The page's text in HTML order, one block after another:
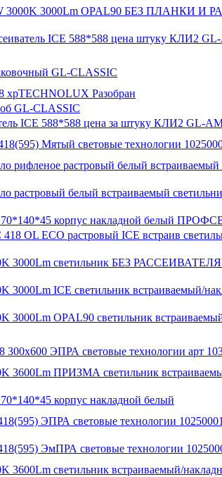
3000K 3000Lm OPAL90 БЕЗ ПЛАНКИ И
ICE 588*588 цена штуку КЛИ2
GL-CLASSIC
хрTECHNOLUX Разобран
GL-CLASSIC
ICE 588*588 цена за штуку КЛИ2 GL-
Мятый световые технологии
рифленое растровый белый встраиваемый
растровый белый встраиваемый
корпус накладной белый
OL ECO растровый ICE встраив
3000Lm светильник БЕЗ РАССЕИВАТЕЛЯ
3000Lm ICE светильник встраиваемый/
3000Lm OPAL90 светильник
ЭПРА световые технологии арт
3600Lm ПРИЗМА светильник
корпус накладной белый
ЭПРА световые технологии
ЭмПРА световые технологии
3600Lm светильник встраиваемый/